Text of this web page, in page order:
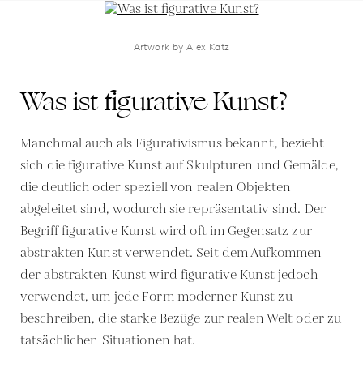
Artwork by Alex Katz
Was ist figurative Kunst?
Manchmal auch als Figurativismus bekannt, bezieht
sich die figurative Kunst auf Skulpturen und Gemälde,
die deutlich oder speziell von realen Objekten
abgeleitet sind, wodurch sie repräsentativ sind. Der
Begriff figurative Kunst wird oft im Gegensatz zur
abstrakten Kunst verwendet. Seit dem Aufkommen
der abstrakten Kunst wird figurative Kunst jedoch
verwendet, um jede Form moderner Kunst zu
beschreiben, die starke Bezüge zur realen Welt oder zu
tatsächlichen Situationen hat.